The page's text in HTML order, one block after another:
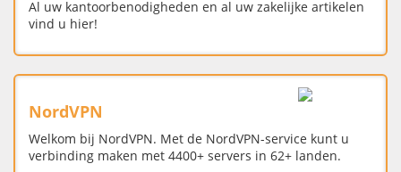
Al uw kantoorbenodigheden en al uw zakelijke artikelen
vind u hier!
NordVPN
Welkom bij NordVPN. Met de NordVPN-service kunt u
verbinding maken met 4400+ servers in 62+ landen.